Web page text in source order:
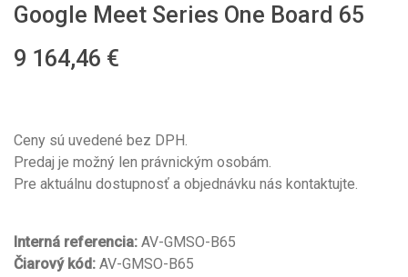
Google Meet Series One Board 65
9 164,46 €
Ceny sú uvedené bez DPH.
Predaj je možný len právnickým osobám.
Pre aktuálnu dostupnosť a objednávku nás kontaktujte.
Interná referencia: AV-GMSO-B65
Čiarový kód: AV-GMSO-B65